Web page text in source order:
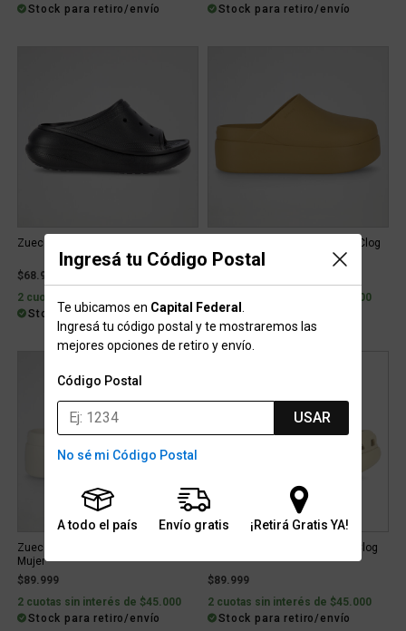
Ingresá tu Código Postal
Te ubicamos en Capital Federal
Ingresá tu código postal y te mostraremos las
mejores opciones de retiro y envío.
Código Postal
USAR
No sé mi Código Postal
A todo el país Envío gratis ¡Retirá Gratis YA!
Stock para retiro/envío
Stock para retiro/envío
Zuecos Crocs Crush Slide
$68.999
2 cuotas sin interés de $34.500
Stock para retiro/envío
Zuecos Crocs Dylan Platform Clog
Mujer
2 cuotas sin interés de $45.000
Stock para retiro/envío
Zuecos Crocs Dylan Platform Clog
Mujer
$89.999
2 cuotas sin interés de $45.000
Stock para retiro/envío
Zuecos Crocs Classic Crush Clog
$89.999
2 cuotas sin interés de $45.000
Stock para retiro/envío